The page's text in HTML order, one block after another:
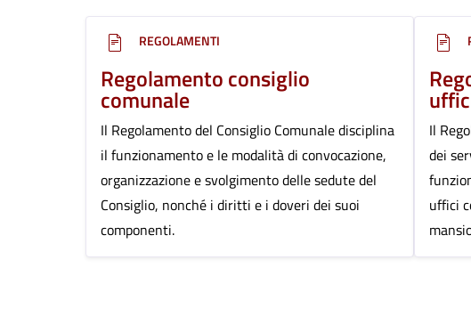
REGOLAMENTI
Regolamento consiglio
comunale
Il Regolamento del Consiglio Comunale disciplina
il funzionamento e le modalità di convocazione,
organizzazione e svolgimento delle sedute del
Consiglio, nonché i diritti e i doveri dei suoi
componenti.
Il
dei
uffici